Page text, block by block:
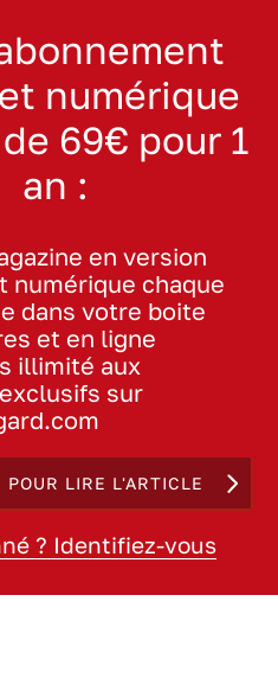
numérique
69€ pour 1
an :
en version
numérique chaque
dans votre boite
et en ligne
illimité aux
sur
POUR LIRE L'ARTICLE
? Identifiez-vous